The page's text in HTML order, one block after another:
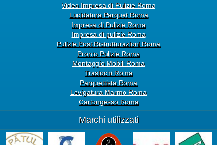
Video Impresa di Pulizie Roma
Lucidatura Parquet Roma
Impresa di Pulizie Roma
Impresa di pulizie Roma
Pulizie Post Ristrutturazioni Roma
Pronto Pulizie Roma
Montaggio Mobili Roma
Traslochi Roma
Parquettista Roma
Levigatura Marmo Roma
Cartongesso Roma
Marchi utilizzati